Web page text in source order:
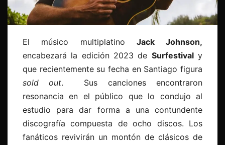
El músico multiplatino Jack Johnson,
encabezará la edición 2023 de Surfestivaly
que recientemente su fecha en Santiago figura
sold out. Sus canciones encontraron
resonancia en el público que lo condujo al
estudio para dar forma a una contundente
discografía compuesta de ocho discos. Los
fanáticos revivirán un montón de clásicos de